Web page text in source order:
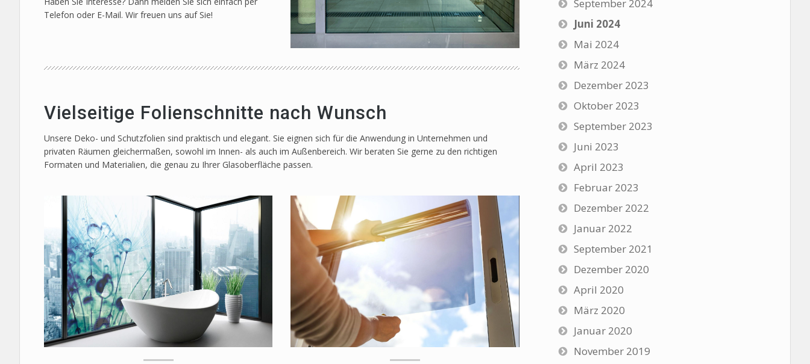
Telefon oder E-Mail. Wir freuen uns auf Sie!
Vielseitige Folienschnitte nach Wunsch
Unsere Deko- und Schutzfolien sind praktisch und elegant. Sie eignen sich für die Anwendung in Unternehmen und
privaten Räumen gleichermaßen, sowohl im Innen- als auch im Außenbereich. Wir beraten Sie gerne zu den richtigen
Formaten und Materialien, die genau zu Ihrer Glasoberfläche passen.
September 2024
Juni 2024
Mai 2024
März 2024
Dezember 2023
Oktober 2023
September 2023
Juni 2023
April 2023
Februar 2023
Dezember 2022
Januar 2022
September 2021
Dezember 2020
April 2020
März 2020
Januar 2020
November 2019